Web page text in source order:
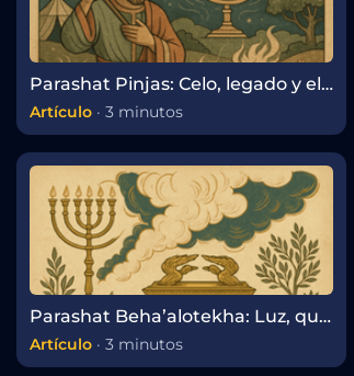
Parashat Pinjas: Celo, legado y el poder de la continuidad
Artículo · 3 minutos
Parashat Beha’alotekha: Luz, queja y liderazgo en el desierto
Artículo · 3 minutos